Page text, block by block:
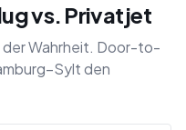
vs. Privatjet
der Wahrheit. Door-to-
den